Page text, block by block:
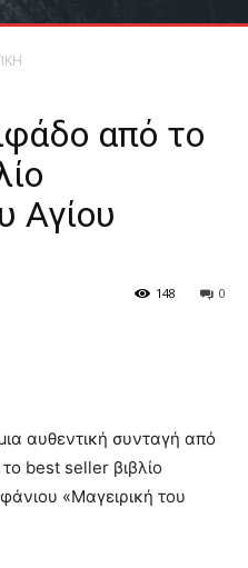
από το
Αγίου
0
148
αυθεντική συνταγή από
best seller βιβλίο
«Μαγειρική του